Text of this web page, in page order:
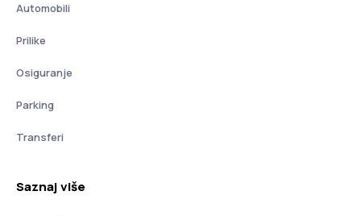
Automobili
Prilike
Osiguranje
Parking
Transferi
Saznaj više